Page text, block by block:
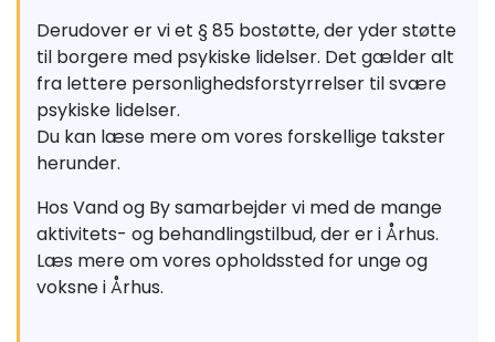
Derudover er vi et § 85 bostøtte, der yder støtte
til borgere med psykiske lidelser. Det gælder alt
fra lettere personlighedsforstyrrelser til svære
psykiske lidelser.
Du kan læse mere om vores forskellige takster
herunder.
Hos Vand og By samarbejder vi med de mange
aktivitets- og behandlingstilbud, der er i Århus.
Læs mere om vores opholdssted for unge og
voksne i Århus.